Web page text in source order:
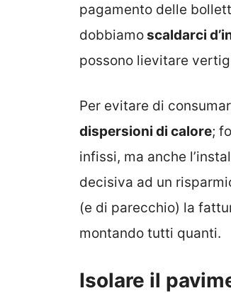
pagamento delle
dobbiamoscaldarci
possono lievitare
Per evitare di
dispersioni di calore;
infissi, ma anche
decisiva ad un
(e di parecchio) la
montando tutti quanti.
Isolare il